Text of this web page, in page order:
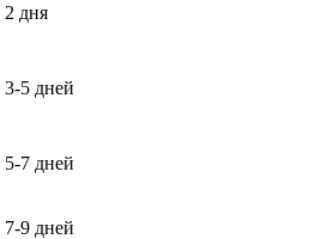
2 дня
3-5 дней
5-7 дней
7-9 дней